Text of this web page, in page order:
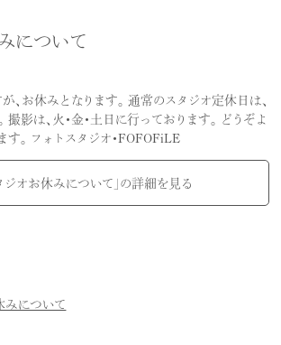
について
、お休みとなります。 通常のスタジオ定休日は、
撮影は、火・金・土日に行っております。 どうぞよ
す。 フォトスタジオ・FOFOFiLE
ジオお休みについて」の詳細を見る
みについて